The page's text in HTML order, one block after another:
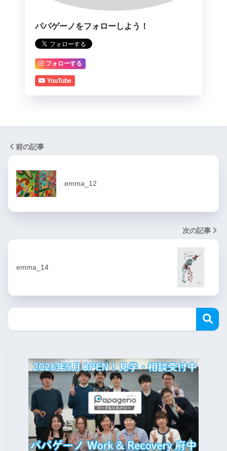
パパゲーノをフォローしよう！
フォローする
YouTube
前の記事
emma_12
次の記事
emma_14